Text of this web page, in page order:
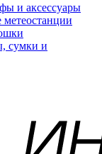
и аксессуары
сумки и